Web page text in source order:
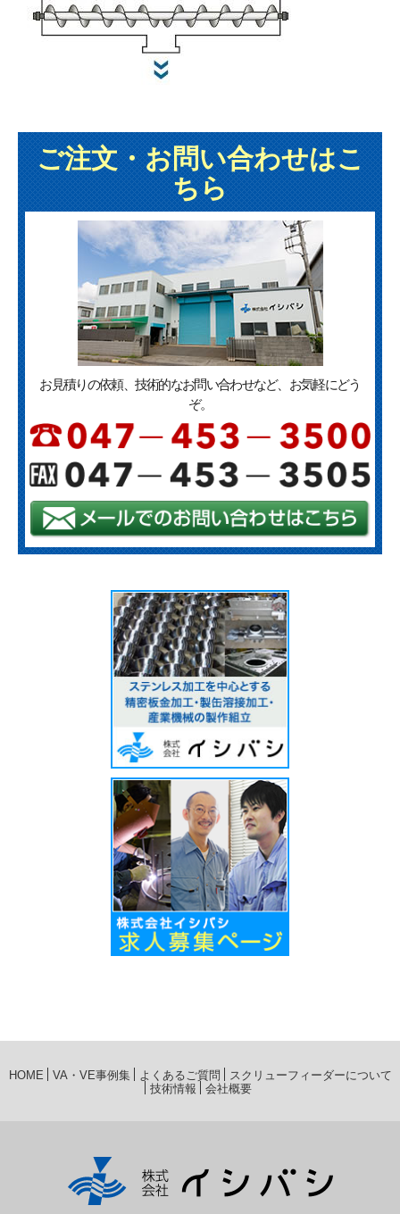
ご注文・お問い合わせはこ
ちら
お見積りの依頼、技術的なお問い合わせなど、お気軽にどう
ぞ。
HOME VA・VE事例集 よくあるご質問
スクリューフィーダーについて
技術情報
会社概要